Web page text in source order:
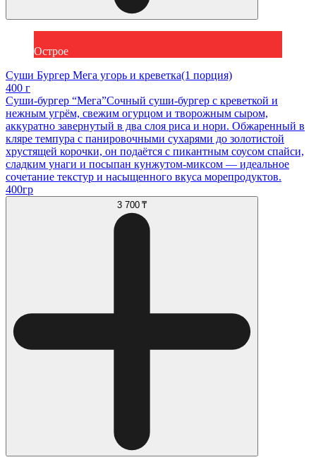
Острое
Суши Бургер Мега угорь и креветка(1 порция)
400 г
Суши-бургер “Мега”Сочный суши-бургер с креветкой и
нежным угрём, свежим огурцом и творожным сыром,
аккуратно завернутый в два слоя риса и нори. Обжаренный в
кляре темпура с панировочными сухарями до золотистой
хрустящей корочки, он подаётся с пикантным соусом спайси,
сладким унаги и посыпан кунжутом-миксом — идеальное
сочетание текстур и насыщенного вкуса морепродуктов.
400гр
3 700 ₸